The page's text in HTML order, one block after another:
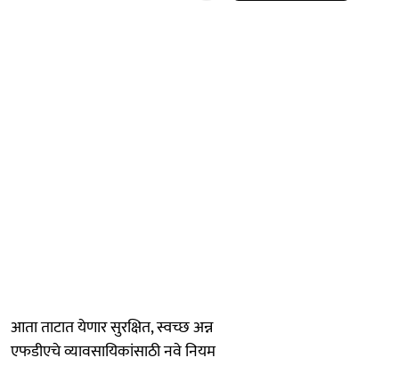
आता ताटात येणार सुरक्षित, स्वच्छ अन्न
एफडीएचे व्यावसायिकांसाठी नवे नियम